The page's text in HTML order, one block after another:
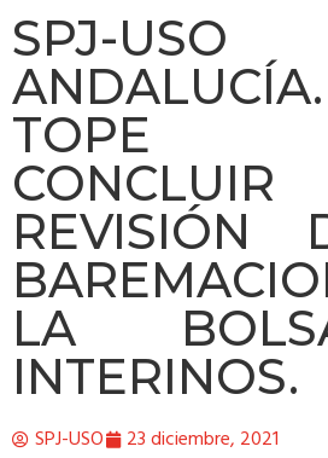
SPJ-USO
TOPE
REVISIÓN
LA
INTERINOS.
SPJ-USO 23 diciembre, 2021